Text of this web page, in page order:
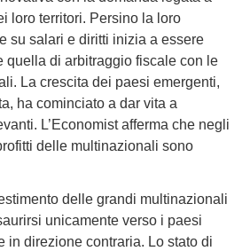
loro territori. Persino la loro
su salari e diritti inizia a essere
quella di arbitraggio fiscale con le
La crescita dei paesi emergenti,
ha cominciato a dar vita a
L’Economist afferma che negli
delle multinazionali sono
delle grandi multinazionali
unicamente verso i paesi
in direzione contraria. Lo stato di